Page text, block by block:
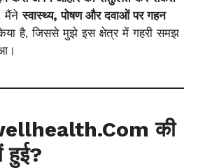
मैंनेस्वास्थ्य, पोषण और दवाओं पर गहन
है, जिससे मुझे इस क्षेत्र में गहरी समझ
की
हुई?